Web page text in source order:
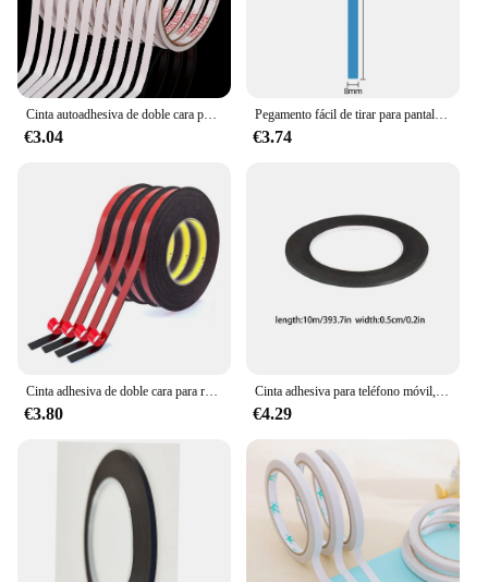
€3.04
Pegamento fácil de tirar para pantalla de ordenador portátil, montaje de cinta LCD, reacondicionamiento, adhesivo de doble cara, reparación de teléfonos móviles, engrosado, 0,5mm
€3.74
Cinta adhesiva de doble cara para reparación de teléfonos móviles, película roja negra para teléfono móvil, pantalla táctil LCD, 2/3/4/5/8/10/15mm
€3.80
Cinta adhesiva para teléfono móvil, adhesivo de doble cara para marco de teléfono móvil, reparación de pantalla LCD, suministros móviles, 3M
€4.29